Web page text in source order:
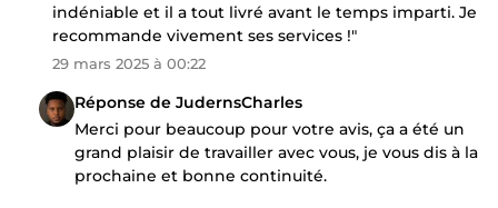
indéniable et il a tout livré avant le temps imparti. Je
recommande vivement ses services !"
29 mars 2025 à 00:22
Réponse de JudernsCharles
Merci pour beaucoup pour votre avis, ça a été un
grand plaisir de travailler avec vous, je vous dis à la
prochaine et bonne continuité.